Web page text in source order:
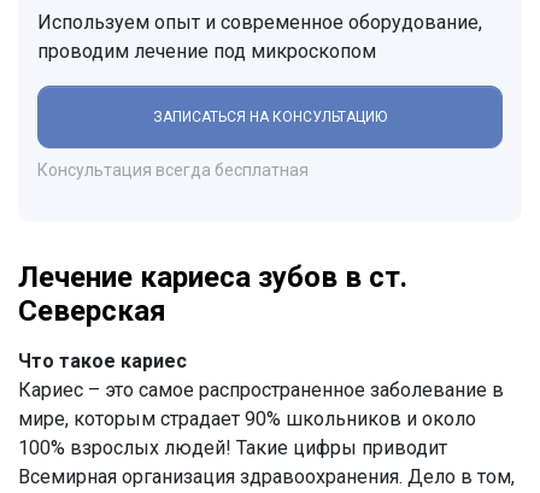
Используем опыт и современное оборудование,
проводим лечение под микроскопом
ЗАПИСАТЬСЯ НА КОНСУЛЬТАЦИЮ
Консультация всегда бесплатная
Лечение кариеса зубов в ст.
Северская
Что такое кариес
Кариес – это самое распространенное заболевание в
мире, которым страдает 90% школьников и около
100% взрослых людей! Такие цифры приводит
Всемирная организация здравоохранения. Дело в том,